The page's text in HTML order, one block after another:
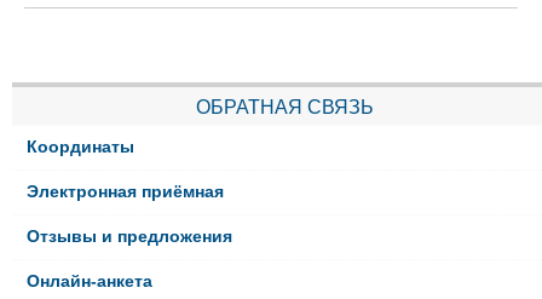
ОБРАТНАЯ СВЯЗЬ
Координаты
Электронная приёмная
Отзывы и предложения
Онлайн-анкета